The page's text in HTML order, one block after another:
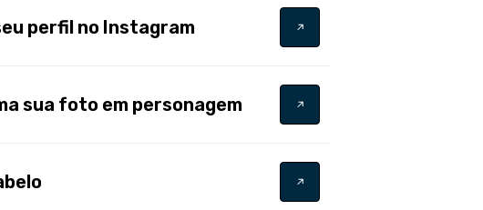
perfil no Instagram
sua foto em personagem